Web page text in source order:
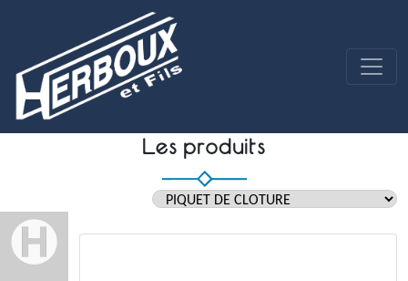
Les produits